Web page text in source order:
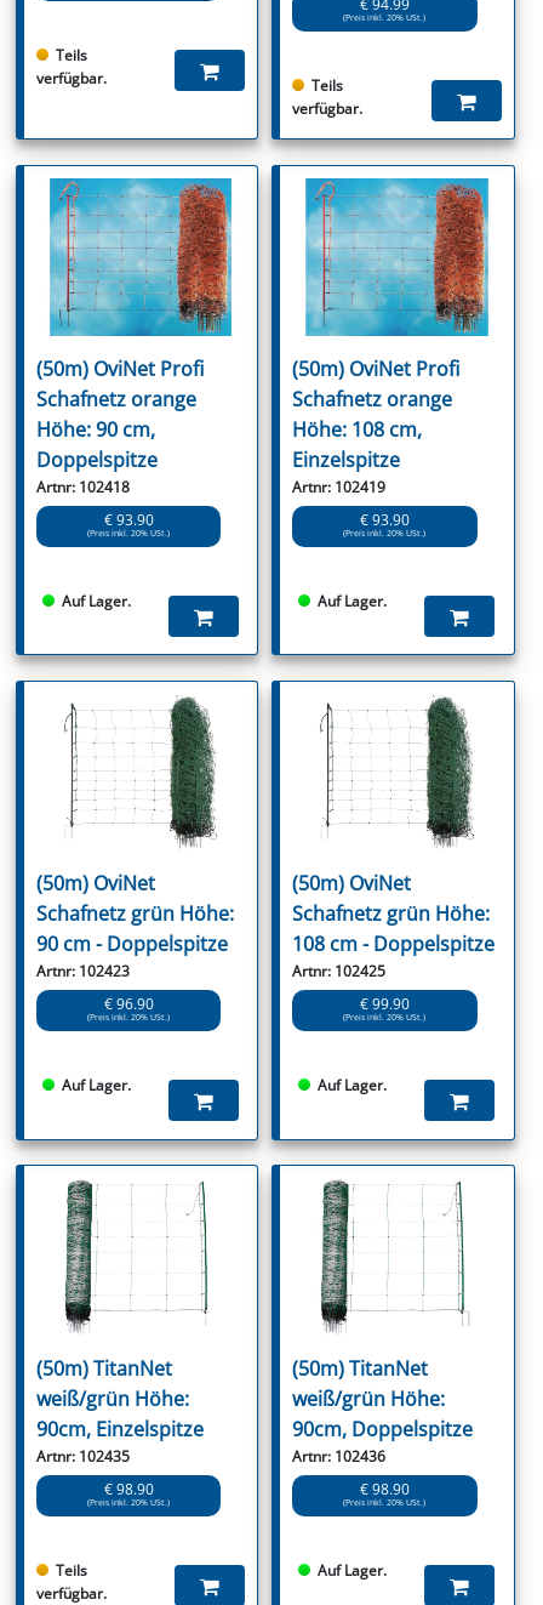
Teils
verfügbar.
€ 94.99
(Preis inkl. 20% USt.)
Teils
verfügbar.
(50m) OviNet Profi
Schafnetz orange
Höhe: 90 cm,
Doppelspitze
Artnr: 102418
€ 93.90
(Preis inkl. 20% USt.)
Auf Lager.
(50m) OviNet Profi
Schafnetz orange
Höhe: 108 cm,
Einzelspitze
Artnr: 102419
€ 93.90
(Preis inkl. 20% USt.)
Auf Lager.
(50m) OviNet
Schafnetz grün Höhe:
90 cm - Doppelspitze
Artnr: 102423
€ 96.90
(Preis inkl. 20% USt.)
Auf Lager.
(50m) OviNet
Schafnetz grün Höhe:
108 cm - Doppelspitze
Artnr: 102425
€ 99.90
(Preis inkl. 20% USt.)
Auf Lager.
(50m) TitanNet
weiß/grün Höhe:
90cm, Einzelspitze
Artnr: 102435
€ 98.90
(Preis inkl. 20% USt.)
Teils
verfügbar.
(50m) TitanNet
weiß/grün Höhe:
90cm, Doppelspitze
Artnr: 102436
€ 98.90
(Preis inkl. 20% USt.)
Auf Lager.